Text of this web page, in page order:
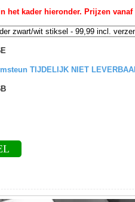
het kader hieronder. Prijzen vanaf
TIJDELIJK NIET